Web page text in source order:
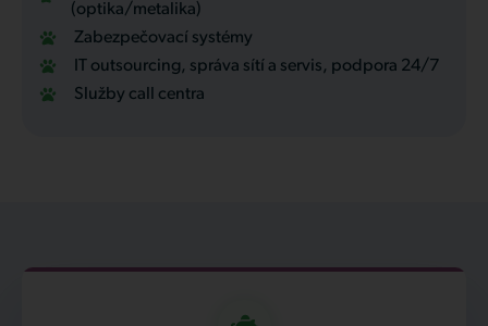
(optika/metalika)
Zabezpečovací systémy
IT outsourcing, správa sítí a servis, podpora 24/7
Služby call centra